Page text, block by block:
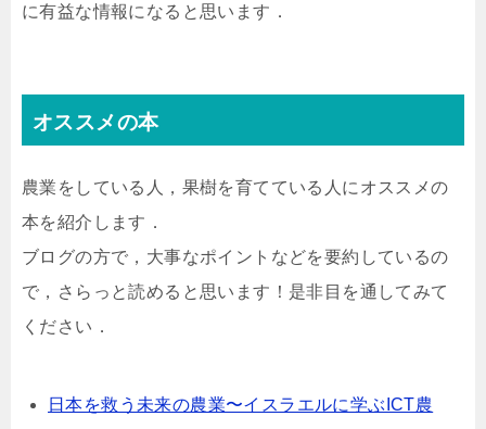
に有益な情報になると思います．
オススメの本
農業をしている人，果樹を育てている人にオススメの
本を紹介します．
ブログの方で，大事なポイントなどを要約しているの
で，さらっと読めると思います！是非目を通してみて
ください．
日本を救う未来の農業〜イスラエルに学ぶICT農